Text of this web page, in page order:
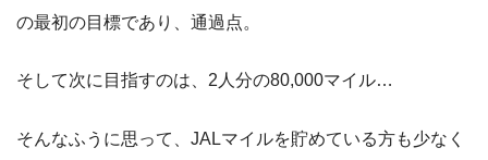
の最初の目標であり、通過点。
そして次に目指すのは、2人分の80,000マイル…
そんなふうに思って、JALマイルを貯めている方も少なく